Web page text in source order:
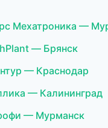
Мехатроника —
— Брянск
— Краснодар
— Калининград
— Мурманск